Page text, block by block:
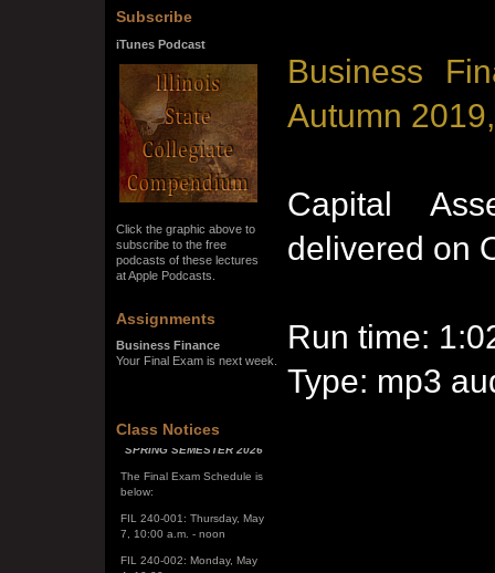
Subscribe
iTunes Podcast
Click the graphic above to
subscribe to the free
podcasts of these lectures
at Apple Podcasts.
Assignments
Business Finance
Your Final Exam is next week.
Class Notices
SPRING SEMESTER 2026
The Final Exam Schedule is
FIL 240-001: Thursday, May
FIL 240-002: Monday, May
Business
Autumn
Capital
delivered on
Run time:
Type: mp3